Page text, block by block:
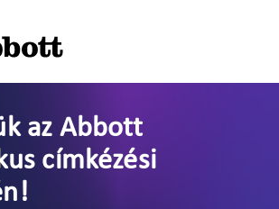
az Abbott
címkézési